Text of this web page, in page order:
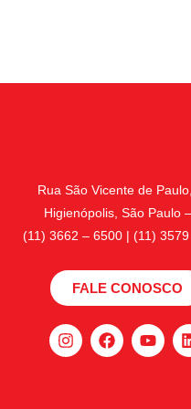
Rua São Vicente de
Higienópolis, São Paulo
(11) 3662 – 6500 | (11)
FALE CONOSCO